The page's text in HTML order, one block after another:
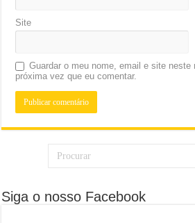
Site
Guardar o meu nome, email e site neste
próxima vez que eu comentar.
Siga o nosso Facebook